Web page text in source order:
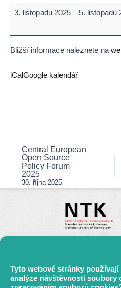
Tyto webové stránky
analýze návštěvnosti soubory
EOSC
3. listopadu 2025 –5. listopadu
Bližší informace naleznete na
iCalGoogle kalendář
Post
navigation
Central European
Open Source
Policy Forum
2025
30. října 2025